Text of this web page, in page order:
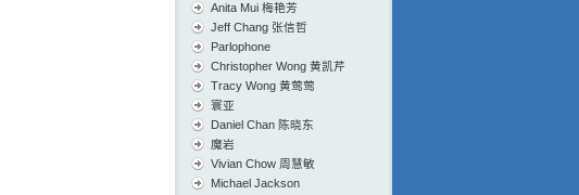
Anita Mui 梅艳芳
Jeff Chang 张信哲
Parlophone
Christopher Wong 黄凯芹
Tracy Wong 黄莺莺
寰亚
Daniel Chan 陈晓东
魔岩
Vivian Chow 周慧敏
Michael Jackson